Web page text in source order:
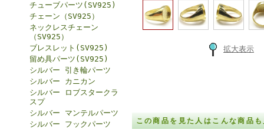
チューブパーツ(SV925)
チェーン（SV925）
ネックレスチェーン
（SV925）
ブレスレット(SV925)
留め具パーツ(SV925)
シルバー 引き輪パーツ
シルバー カニカン
シルバー ロブスタークラ
スプ
シルバー マンテルパーツ
シルバー フックパーツ
拡大表示
この商品を見た人はこんな商品